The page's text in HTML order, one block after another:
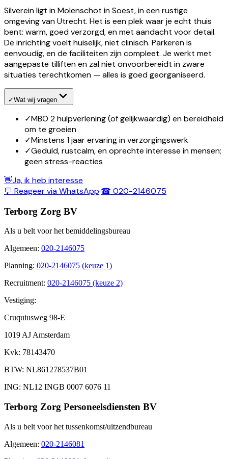
Silverein ligt in Molenschot in Soest, in een rustige
omgeving van Utrecht. Het is een plek waar je echt thuis
bent: warm, goed verzorgd, en met aandacht voor detail.
De inrichting voelt huiselijk, niet clinisch. Parkeren is
eenvoudig, en de faciliteiten zijn compleet. Je werkt met
aangepaste tilliften en zal niet onvoorbereidt in zware
situaties terechtkomen — alles is goed georganiseerd.
✓Wat wij vragen
✓MBO 2 hulpverlening (of gelijkwaardig) en bereidheid
om te groeien
✓Minstens 1 jaar ervaring in verzorgingswerk
✓Geduld, rustcalm, en oprechte interesse in mensen;
geen stress-reacties
👋Ja, ik heb interesse
💬 Reageer via WhatsApp·☎ 020-2146075
Terborg Zorg BV
Als u belt voor het bemiddelingsbureau
Algemeen: 020-2146075
Planning: 020-2146075 (keuze 1)
Recruitment: 020-2146075 (keuze 2)
Vestiging:
Cruquiusweg 98-E
1019 AJ Amsterdam
Kvk: 78143470
BTW: NL861278537B01
ING: NL12 INGB 0007 6076 11
Terborg Zorg Personeelsdiensten BV
Als u belt voor het tussenkomst/uitzendbureau
Algemeen: 020-2146081